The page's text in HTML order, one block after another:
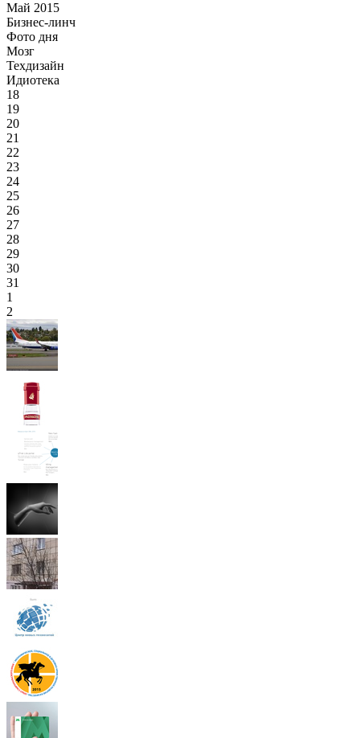
Май 2015
Бизнес-линч
Фото дня
Мозг
Техдизайн
Идиотека
18
19
20
21
22
23
24
25
26
27
28
29
30
31
1
2